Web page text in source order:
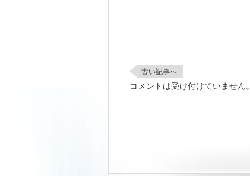
古い記事へ
コメントは受け付けていません。